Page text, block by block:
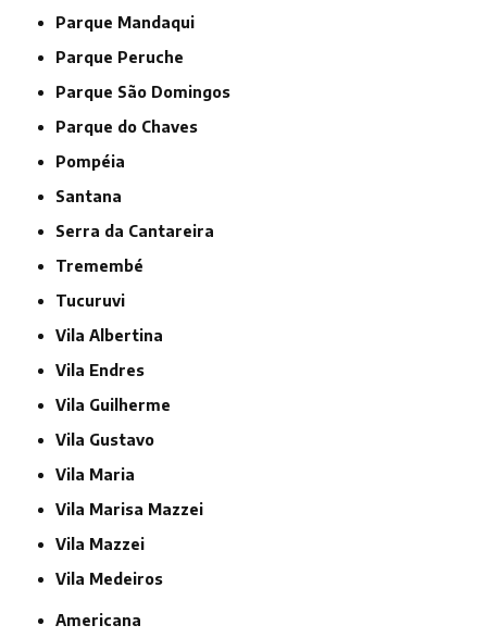
Parque Mandaqui
Parque Peruche
Parque São Domingos
Parque do Chaves
Pompéia
Santana
Serra da Cantareira
Tremembé
Tucuruvi
Vila Albertina
Vila Endres
Vila Guilherme
Vila Gustavo
Vila Maria
Vila Marisa Mazzei
Vila Mazzei
Vila Medeiros
Americana